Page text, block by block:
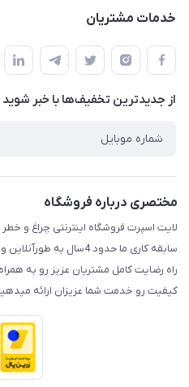
حساب کاربری
لیست محصولات
درباره ما
خدمات مشتریان
قوانین و مقررات
حریم خصوصی
راهنما
از جدید‌ترین تخفیف‌ها با‌ خبر شوید
مختصری درباره فروشگاه
لایت اسپرت فروشگاه اینترنتی چراغ و
سابقه کاری ما حدود
راه رضایت کامل مشتریان عزیز رو به
کیفیت رو خدمت شما عزیزان ارائه